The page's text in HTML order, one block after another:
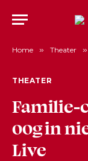
Home » Theater »
THEATER
Familie-
oog in
Live